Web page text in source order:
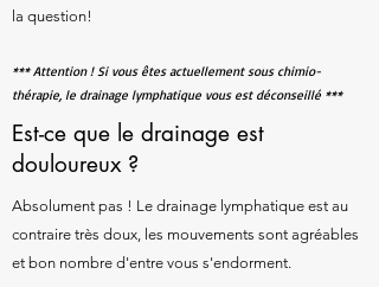
la question!
*** Attention ! Si vous êtes actuellement sous chimio-
thérapie, le drainage lymphatique vous est déconseillé ***
Est-ce que le drainage est
douloureux ?
Absolument pas ! Le drainage lymphatique est au
contraire très doux, les mouvements sont agréables
et bon nombre d'entre vous s'endorment.